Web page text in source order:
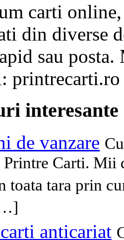
carti
din diverse
sau
printrecarti.ro
interesante
de vanzare
Carti. Mii
toata tara prin
anticariat